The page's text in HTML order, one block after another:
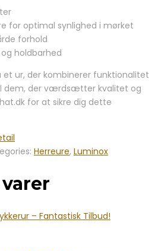
for optimal synlighed i mørket
forhold
holdbarhed
et ur, der kombinerer funktionalitet
dem, der værdsætter kvalitet og
for at sikre dig dette
Herreure, Luminox